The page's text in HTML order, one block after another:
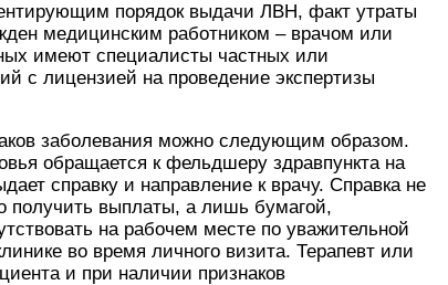
порядок выдачи ЛВН, факт утраты
медицинским работником – врачом или
имеют специалисты частных или
с лицензией на проведение экспертизы
заболевания можно следующим образом.
обращается к фельдшеру здравпункта на
справку и направление к врачу. Справка не
получить выплаты, а лишь бумагой,
на рабочем месте по уважительной
во время личного визита. Терапевт или
и при наличии признаков